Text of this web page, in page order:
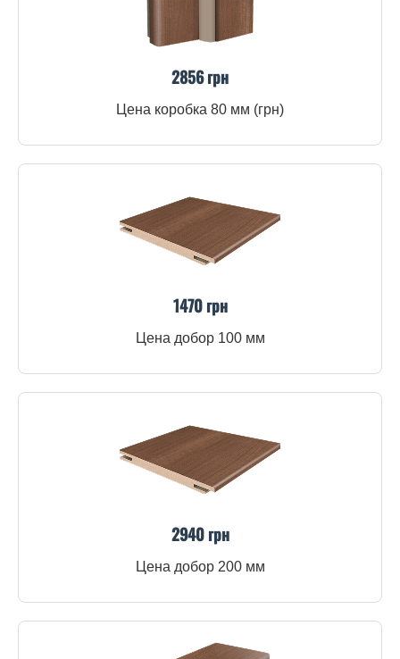
2856 грн
Цена коробка 80 мм (грн)
1470 грн
Цена добор 100 мм
2940 грн
Цена добор 200 мм